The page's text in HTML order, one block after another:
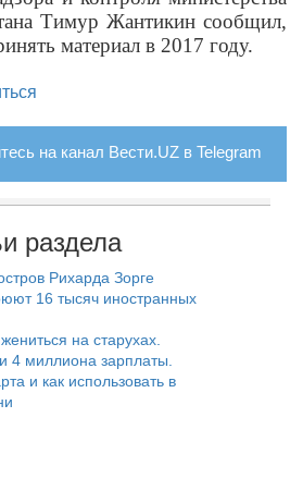
Тимур Жантикин сообщил,
материал в 2017 году.
на канал Вести.UZ в Telegram
раздела
Рихарда Зорге
16 тысяч иностранных
на старухах.
4 миллиона зарплаты.
и как использовать в